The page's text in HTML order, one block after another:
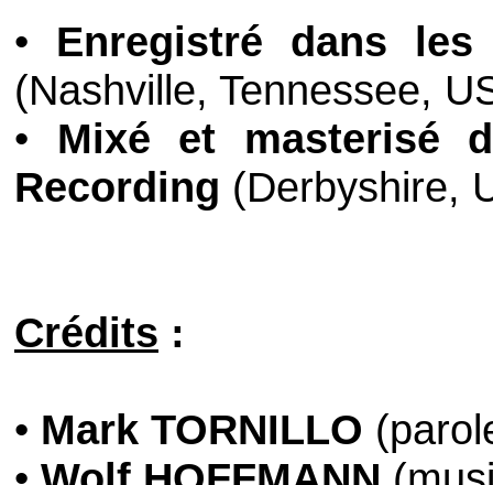
• Enregistré dans
(Nashville, Tennessee,
• Mixé et masterisé
Recording (Derbyshire,
Crédits :
• Mark TORNILLO